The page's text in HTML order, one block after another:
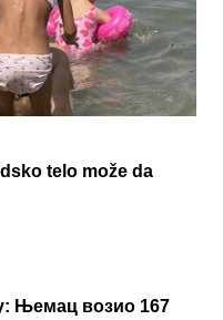
telo može da
Њемац возио 167